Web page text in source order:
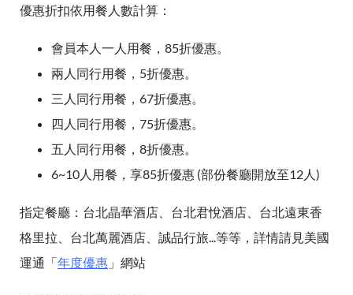
優惠折扣依用餐人數計算：
會員本人一人用餐，85折優惠。
兩人同行用餐，5折優惠。
三人同行用餐，67折優惠。
四人同行用餐，75折優惠。
五人同行用餐，8折優惠。
6~10人用餐，享85折優惠 (部份餐廳開放至12人)
指定餐廳：台北晶華酒店、台北君悅酒店、台北遠東香
格里拉、台北萬麗酒店、誠品行旅...等等，詳情請見美國
運通「年度優惠 」網站